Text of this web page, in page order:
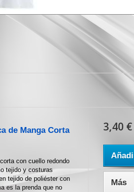
de Manga Corta
con cuello redondo
tejido y costuras
tejido de poliéster con
es la prenda que no
3,40 €
Más